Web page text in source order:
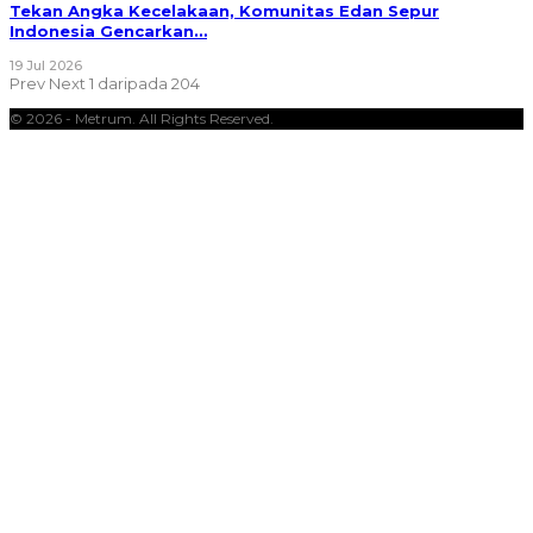
Tekan Angka Kecelakaan, Komunitas Edan Sepur
Indonesia Gencarkan…
19 Jul 2026
Prev Next1 daripada 204
© 2026 - Metrum. All Rights Reserved.